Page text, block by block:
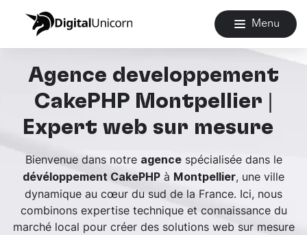
Menu
Agence développement
CakePHP Montpellier |
Expert web sur mesure
Bienvenue dans notre agencespécialisée dans le
dévéloppement CakePHP à Montpellier, une ville
dynamique au cœur du sud de la France. Ici, nous
combinons expertise technique et connaissance du
marché local pour créer des solutions web sur mesure